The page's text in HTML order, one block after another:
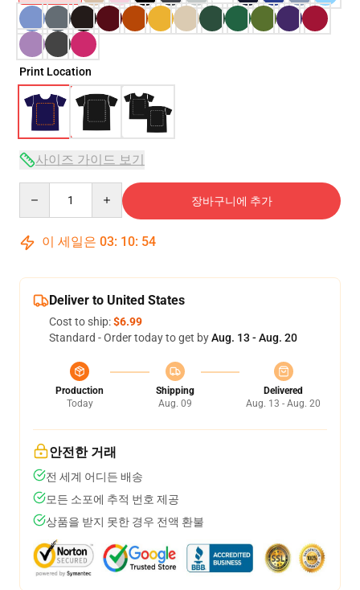
Print Location
사이즈 가이드 보기
장바구니에 추가
이 세일은 03: 10: 54
Deliver to United States
Cost to ship:$6.99
Standard - Order today to get byAug. 13 - Aug. 20
Production
Today
Shipping
Aug. 09
Delivered
Aug. 13 - Aug. 20
안전한 거래
전 세계 어디든 배송
모든 소포에 추적 번호 제공
상품을 받지 못한 경우 전액 환불